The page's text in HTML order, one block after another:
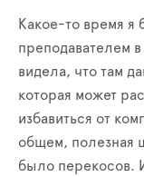
Какое-то время
преподавателем
видела, что там
которая может
избавиться от
общем, полезная
было перекосов.